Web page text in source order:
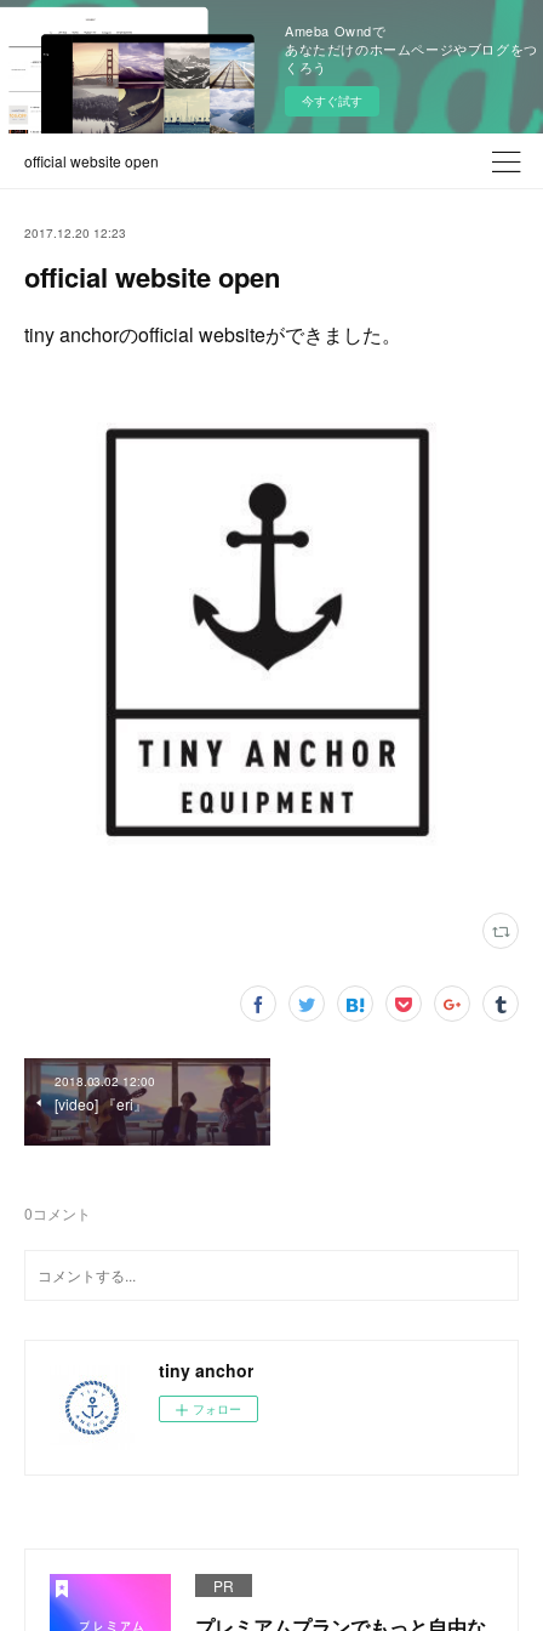
Ameba Owndで
あなただけのホームページやブログをつ
くろう
今すぐ試す
official website open
2017.12.20 12:23
official website open
tiny anchorのofficial websiteができました。
2018.03.02 12:00
[video] 『eri』
0コメント
tiny anchor
フォロー
PR